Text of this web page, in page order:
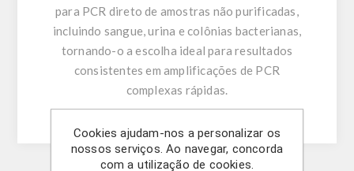
para PCR direto de amostras não purificadas,
incluindo sangue, urina e colônias bacterianas,
tornando-o a escolha ideal para resultados
consistentes em amplificações de PCR
complexas rápidas.
Cookies ajudam-nos a personalizar os
nossos serviços. Ao navegar, concorda
com a utilização de cookies.